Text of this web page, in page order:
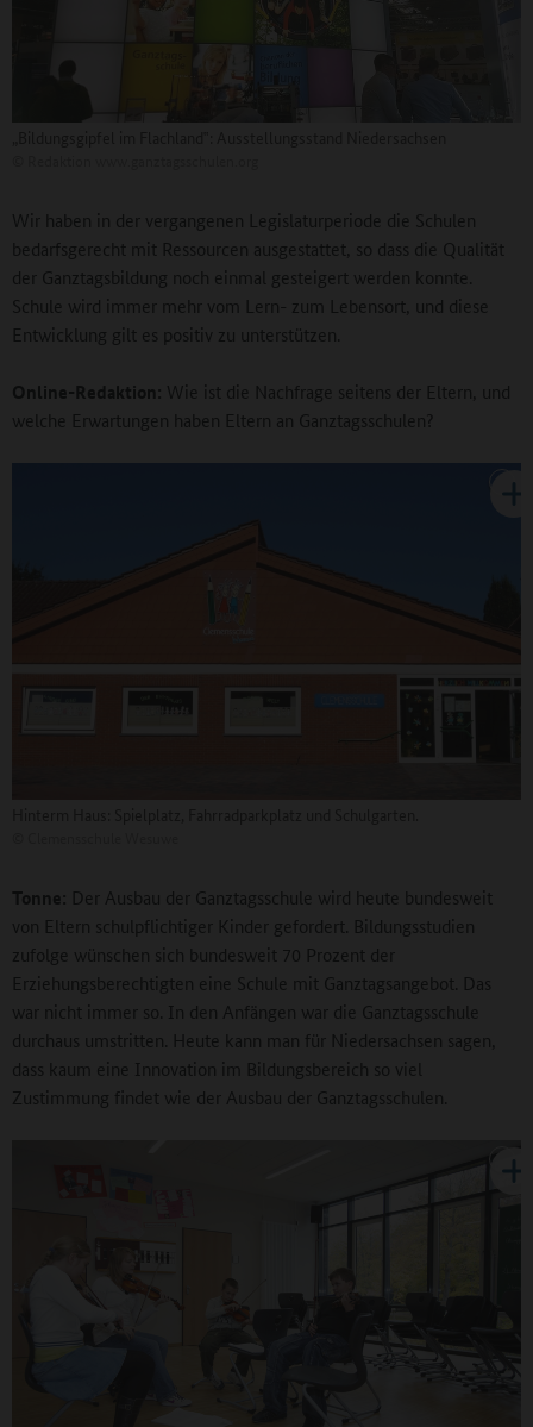
Wir haben in der vergangenen Legislaturperiode die Schulen
bedarfsgerecht mit Ressourcen ausgestattet, so dass die Qualität
der Ganztagsbildung noch einmal gesteigert werden konnte.
Schule wird immer mehr vom Lern- zum Lebensort, und diese
Entwicklung gilt es positiv zu unterstützen.
Online-Redaktion: Wie ist die Nachfrage seitens der Eltern, und
welche Erwartungen haben Eltern an Ganztagsschulen?
Tonne: Der Ausbau der Ganztagsschule wird heute bundesweit
von Eltern schulpflichtiger Kinder gefordert. Bildungsstudien
zufolge wünschen sich bundesweit 70 Prozent der
Erziehungsberechtigten eine Schule mit Ganztagsangebot. Das
war nicht immer so. In den Anfängen war die Ganztagsschule
durchaus umstritten. Heute kann man für Niedersachsen sagen,
dass kaum eine Innovation im Bildungsbereich so viel
Zustimmung findet wie der Ausbau der Ganztagsschulen.